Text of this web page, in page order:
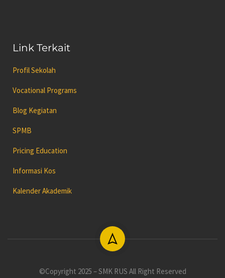
Link Terkait
Profil Sekolah
Vocational Programs
Blog Kegiatan
SPMB
Pricing Education
Informasi Kos
Kalender Akademik
©Copyright 2025 – SMK RUS All Right Reserved